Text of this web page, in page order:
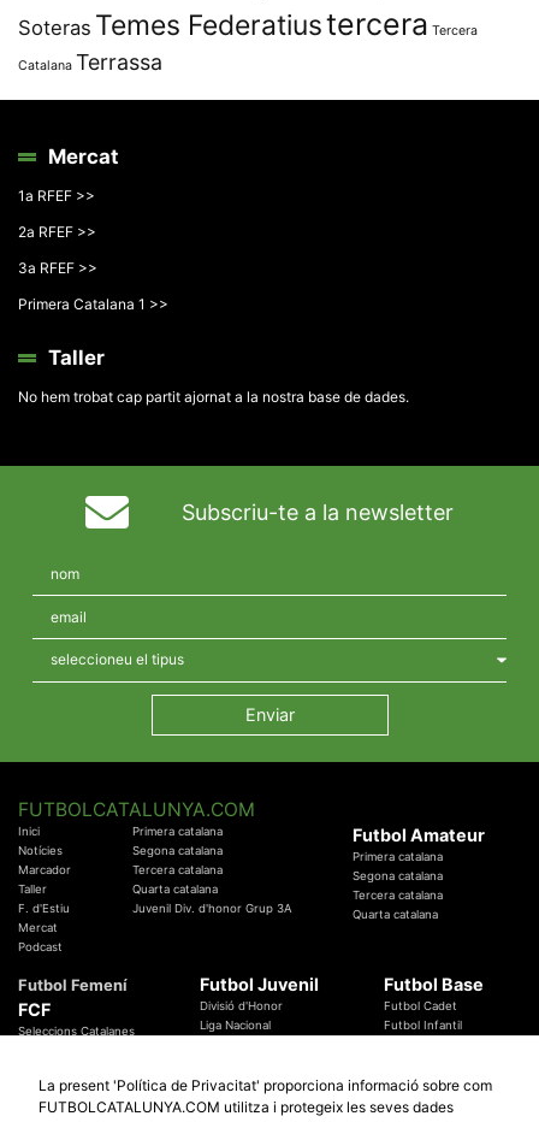
Soteras Temes Federatiustercera Tercera
Catalana Terrassa
Mercat
1a RFEF >>
2a RFEF >>
3a RFEF >>
Primera Catalana 1 >>
Taller
No hem trobat cap partit ajornat a la nostra base de dades.
Subscriu-te a la newsletter
FUTBOLCATALUNYA.COM
Inici
Notícies
Marcador
Taller
F. d'Estiu
Mercat
Podcast
Primera catalana
Segona catalana
Tercera catalana
Quarta catalana
Juvenil Div. d'honor Grup 3A
Futbol Amateur
Primera catalana
Segona catalana
Tercera catalana
Quarta catalana
Futbol Femení
FCF
Seleccions Catalanes
Temes Federatius
Futbol Juvenil
Divisió d'Honor
Liga Nacional
Futbol Base
Futbol Cadet
Futbol Infantil
La present 'Política de Privacitat' proporciona informació sobre com
FUTBOLCATALUNYA.COM utilitza i protegeix les seves dades